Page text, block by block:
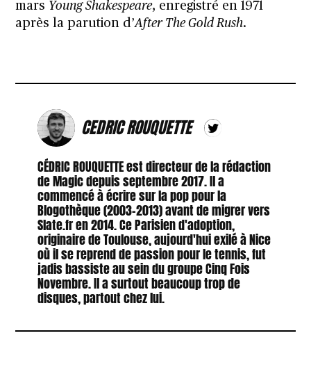
mars Young Shakespeare, enregistré en 1971
après la parution d’After The Gold Rush.
CEDRIC ROUQUETTE
CÉDRIC ROUQUETTE est directeur de la rédaction
de Magic depuis septembre 2017. Il a
commencé à écrire sur la pop pour la
Blogothèque (2003-2013) avant de migrer vers
Slate.fr en 2014. Ce Parisien d'adoption,
originaire de Toulouse, aujourd'hui exilé à Nice
où il se reprend de passion pour le tennis, fut
jadis bassiste au sein du groupe Cinq Fois
Novembre. Il a surtout beaucoup trop de
disques, partout chez lui.